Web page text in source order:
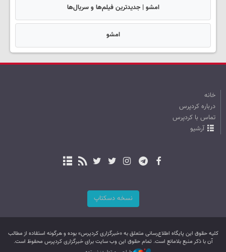
امشو | جدیدترین فیلم‌ها و سریال‌ها
امشو
خانه
درباره کردپرس
تماس با کردپرس
آرشیو
نسخه دسکتاپ
کليه حقوق اين پایگاه اطلاع‌رسانی متعلق به «خبرگزاری کردپرس» بوده و هرگونه استفاده از مطالب
آن با ذکر منبع بلامانع است. تمام حقوق این وب سایت برای خبرگزاری کردپرس محفوظ است.